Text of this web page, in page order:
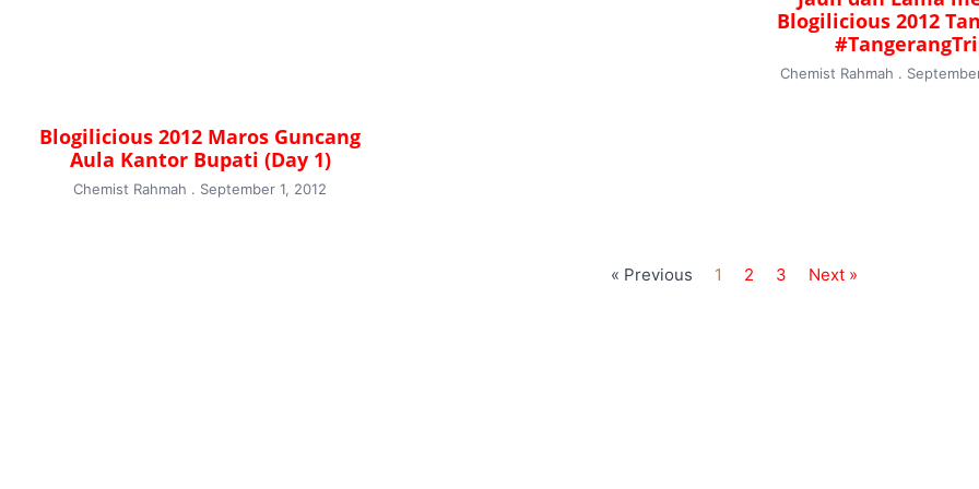
Blogilicious 2012
Chemist Rahmah
Blogilicious 2012 Maros Guncang
Aula Kantor Bupati (Day 1)
Chemist Rahmah September 1, 2012
« Previous 1 2 3 Next »